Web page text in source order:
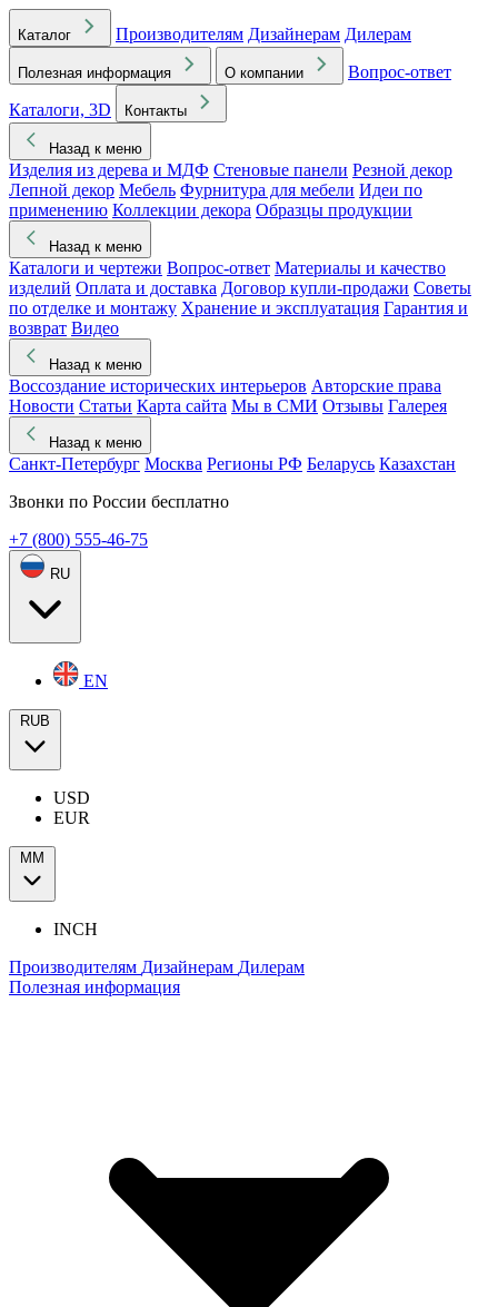
Каталог Производителям Дизайнерам Дилерам
Полезная информация О компании
Вопрос-ответ
Каталоги, 3D
Контакты
Назад к меню
Изделия из дерева и МДФ Стеновые панели Резной декор
Лепной декор Мебель Фурнитура для мебели Идеи по
применению Коллекции декора Образцы продукции
Назад к меню
Каталоги и чертежи Вопрос-ответ Материалы и качество
изделий Оплата и доставка Договор купли-продажи Советы
по отделке и монтажу Хранение и эксплуатация Гарантия и
возврат Видео
Назад к меню
Воссоздание исторических интерьеров Авторские права
Новости Статьи Карта сайта Мы в СМИ Отзывы Галерея
Назад к меню
Санкт-Петербург Москва Регионы РФ Беларусь Казахстан
Звонки по России бесплатно
+7 (800) 555-46-75
RU
EN
RUB
USD
EUR
ММ
INCH
Производителям Дизайнерам Дилерам
Полезная информация